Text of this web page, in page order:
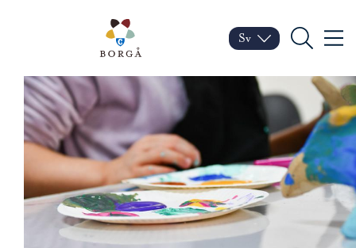
Porvoo – Gå till
Byt språk
Nuvarande språk:
Sv
Sök Meny